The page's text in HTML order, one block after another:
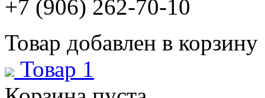
+7 (906) 262-70-10
Товар добавлен в корзину
Товар 1